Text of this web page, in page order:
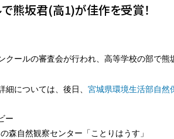
熊坂君(高1)が佳作を受賞！
ールの審査会が行われ、高等学校の部で熊
については、後日、 宮城県環境生活部自然
ー
森自然観察センター「ことりはうす」